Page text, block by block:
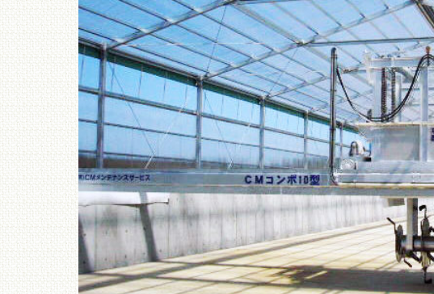
設備費の安い、敏捷メ
ンテナンスの市場に少
ない畜糞発酵処理装
置。